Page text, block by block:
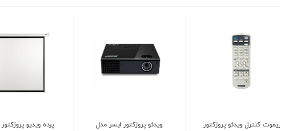
ویدئو پروژکتور ایسر مدل